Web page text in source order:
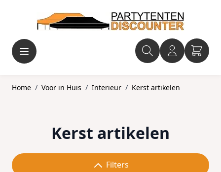
Home / Voor in Huis / Interieur / Kerst artikelen
Kerst artikelen
Filters